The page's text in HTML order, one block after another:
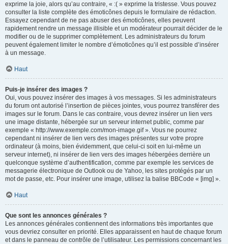
exprime la joie, alors qu’au contraire, « :( » exprime la tristesse. Vous pouvez
consulter la liste complète des émoticônes depuis le formulaire de rédaction.
Essayez cependant de ne pas abuser des émoticônes, elles peuvent
rapidement rendre un message illisible et un modérateur pourrait décider de le
modifier ou de le supprimer complètement. Les administrateurs du forum
peuvent également limiter le nombre d’émoticônes qu’il est possible d’insérer
à un message.
Haut
Puis-je insérer des images ?
Oui, vous pouvez insérer des images à vos messages. Si les administrateurs
du forum ont autorisé l’insertion de pièces jointes, vous pourrez transférer des
images sur le forum. Dans le cas contraire, vous devrez insérer un lien vers
une image distante, hébergée sur un serveur internet public, comme par
exemple « http://www.exemple.com/mon-image.gif ». Vous ne pourrez
cependant ni insérer de lien vers des images présentes sur votre propre
ordinateur (à moins, bien évidemment, que celui-ci soit en lui-même un
serveur internet), ni insérer de lien vers des images hébergées derrière un
quelconque système d’authentification, comme par exemple les services de
messagerie électronique de Outlook ou de Yahoo, les sites protégés par un
mot de passe, etc. Pour insérer une image, utilisez la balise BBCode « [img] ».
Haut
Que sont les annonces générales ?
Les annonces générales contiennent des informations très importantes que
vous devriez consulter en priorité. Elles apparaissent en haut de chaque forum
et dans le panneau de contrôle de l’utilisateur. Les permissions concernant les